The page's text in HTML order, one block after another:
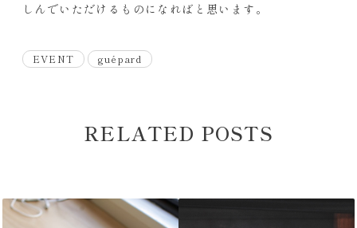
しんでいただけるものになればと思います。
EVENT guépard
RELATED POSTS